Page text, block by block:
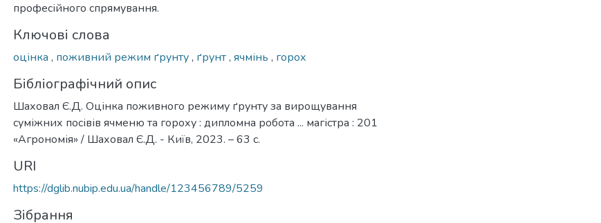
професійного спрямування.
Ключові слова
оцінка , поживний режим ґрунту, ґрунт, ячмінь , горох
Бібліографічний опис
Шаховал Є.Д. Оцінка поживного режиму ґрунту за вирощування
суміжних посівів ячменю та гороху : дипломна робота ... магістра : 201
«Агрономія» / Шаховал Є.Д. - Київ, 2023. – 63 с.
URI
https://dglib.nubip.edu.ua/handle/123456789/5259
Зібрання